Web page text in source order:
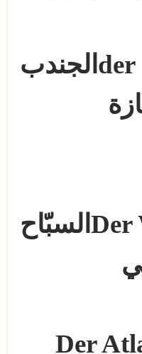
der الجندب
Der السبّاح
Der